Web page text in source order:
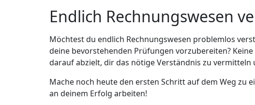
Endlich Rechnungswesen
Möchtest du endlich Rechnungswesen problemlos
deine bevorstehenden Prüfungen vorzubereiten?
darauf abzielt, dir das nötige Verständnis zu
Mache noch heute den ersten Schritt auf dem Weg zu
an deinem Erfolg arbeiten!